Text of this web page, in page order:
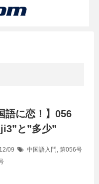
語に恋！】056
と”多少”
09 中国語入門 , 第056号